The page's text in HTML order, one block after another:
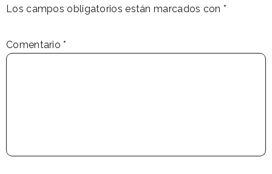
Los campos obligatorios están marcados con *
Comentario*